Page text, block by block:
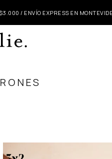
/ ENVÍO EXPRESS EN